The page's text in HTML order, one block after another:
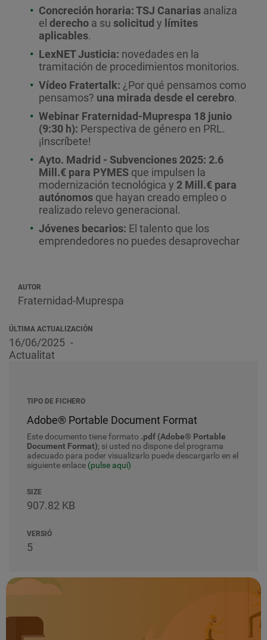
Concreción horaria: TSJ Canarias analiza
el derecho a su solicitud y límites
aplicables.
LexNET Justicia: novedades en la
tramitación de procedimientos monitorios.
Vídeo Fratertalk: ¿Por qué pensamos como
pensamos? una mirada desde el cerebro.
Webinar Fraternidad-Muprespa 18 junio
(9:30 h): Perspectiva de género en PRL.
¡Inscríbete!
Ayto. Madrid - Subvenciones 2025: 2.6
Mill.€ para PYMES que impulsen la
modernización tecnológica y 2 Mill.€ para
autónomos que hayan creado empleo o
realizado relevo generacional.
Jóvenes becarios: El talento que los
emprendedores no puedes desaprovechar
AUTOR
Fraternidad-Muprespa
ÚLTIMA ACTUALIZACIÓN
16/06/2025
Actualitat
TIPO DE FICHERO
Adobe® Portable Document Format
Este documento tiene formato .pdf (Adobe® Portable
Document Format); si usted no dispone del programa
adecuado para poder visualizarlo puede descargarlo en el
siguiente enlace (pulse aquí)
SIZE
907.82 KB
VERSIÓ
5